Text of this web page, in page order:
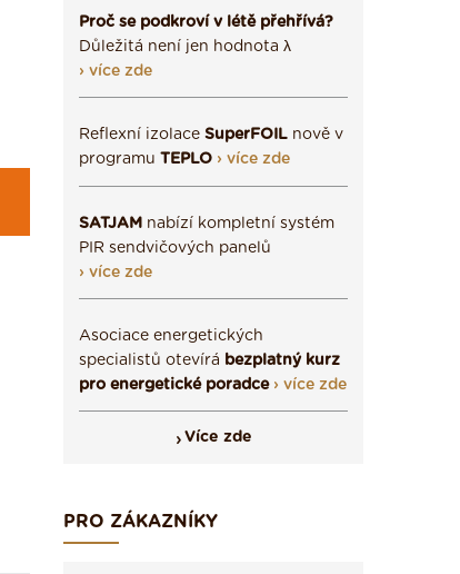
Proč se podkroví v létě přehřívá?
Důležitá není jen hodnota λ
› více zde
Reflexní izolace SuperFOIL nově v
programu TEPLO › více zde
SATJAM nabízí kompletní systém
PIR sendvičových panelů
› více zde
Asociace energetických
specialistů otevírá bezplatný kurz
pro energetické poradce › více zde
Více zde
PRO ZÁKAZNÍKY